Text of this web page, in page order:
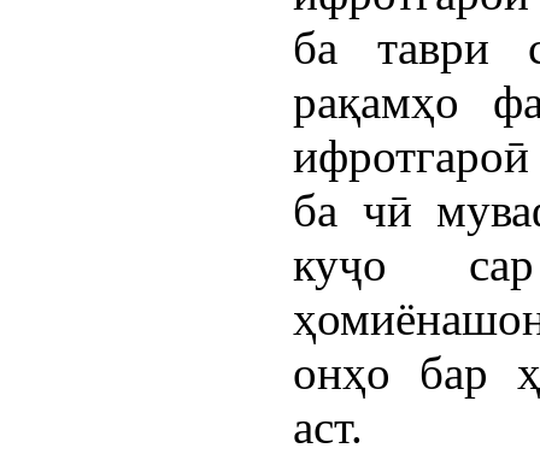
ба таври
рақамҳо
ба чӣ
куҷо
онҳо бар
аст.